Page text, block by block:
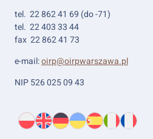
tel. 22 862 41 69 (do -71)
tel. 22 403 33 44
fax 22 862 41 73
e-mail:oirp@oirpwarszawa.pl
NIP 526 025 09 43
Wybierz
język:
PL
O
EN
About
DE
About
UK
About
ES
About
IT
About
FR
About